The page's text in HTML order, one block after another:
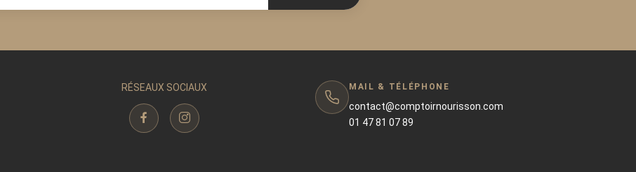
RÉSEAUX SOCIAUX MAIL & TÉLÉPHONE
contact@comptoirnourisson.com
01 47 81 07 89